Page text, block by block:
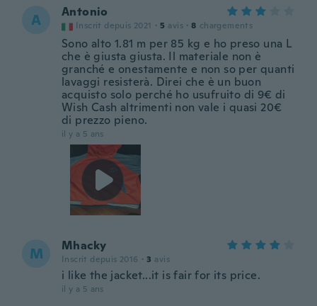
A Antonio
Inscrit depuis 2021 · 5 avis · 8 chargements
Sono alto 1.81 m per 85 kg e ho preso una L
che è giusta giusta. Il materiale non è
granché e onestamente e non so per quanti
lavaggi resisterà. Direi che è un buon
acquisto solo perché ho usufruito di 9€ di
Wish Cash altrimenti non vale i quasi 20€
di prezzo pieno.
il y a 5 ans
M Mhacky
Inscrit depuis 2016 · 3 avis
i like the jacket...it is fair for its price.
il y a 5 ans